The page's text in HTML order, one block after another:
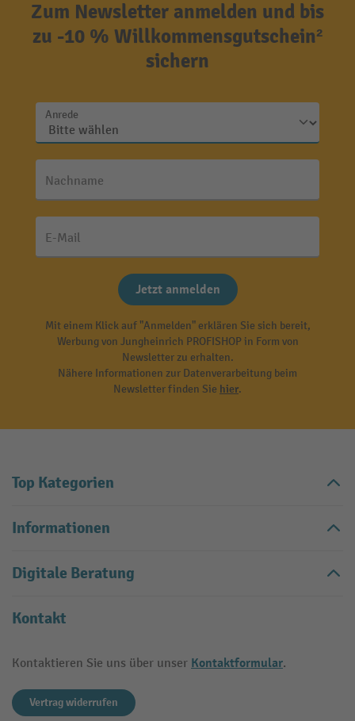
Zum Newsletter anmelden und bis
zu -10 % Willkommensgutschein²
sichern
Anrede
Nachname
E-Mail
Jetzt anmelden
Mit einem Klick auf "Anmelden" erklären Sie sich bereit,
Werbung von Jungheinrich PROFISHOP in Form von
Newsletter zu erhalten.
Nähere Informationen zur Datenverarbeitung beim
Newsletter finden Sie hier.
Top Kategorien
Informationen
Digitale Beratung
Kontakt
Kontaktieren Sie uns über unser Kontaktformular.
Vertrag widerrufen